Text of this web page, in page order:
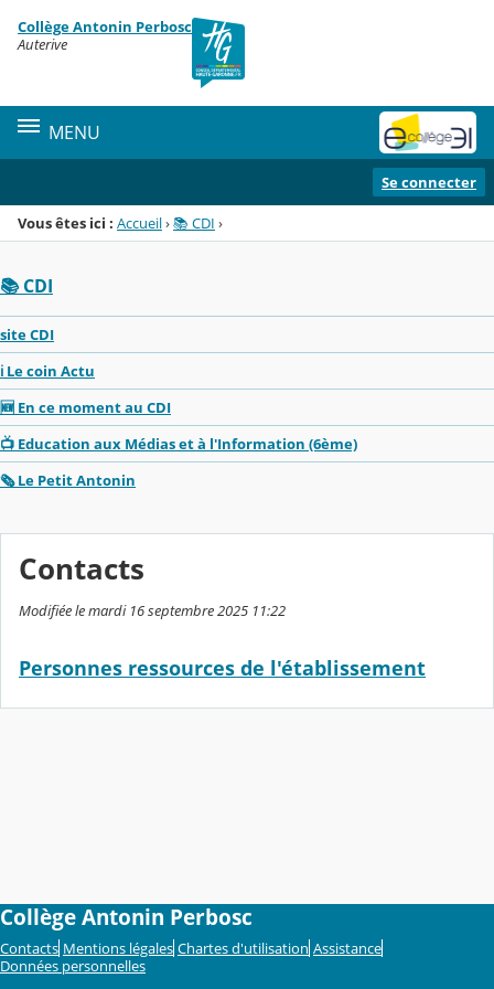
Menu de la rubrique
Contenu
Collège Antonin Perbosc
Auterive
MENU
Se connecter
Vous êtes ici : Accueil›📚 CDI ›
📚 CDI
site CDI
ℹ️ Le coin Actu
🆕 En ce moment au CDI
📺 Education aux Médias et à l'Information (6ème)
🗞️ Le Petit Antonin
Contacts
Modifiée le mardi 16 septembre 2025 11:22
Personnes ressources de l'établissement
Collège Antonin Perbosc
Contacts Mentions légales Chartes d'utilisation Assistance
Données personnelles